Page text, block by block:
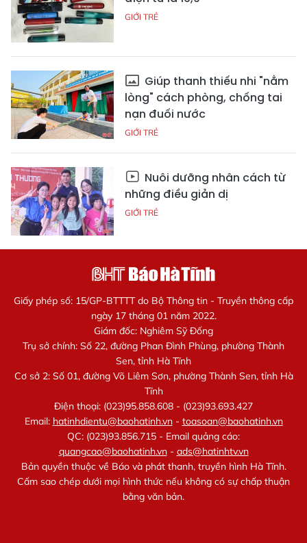
GIỚI TRẺ
Giúp thanh thiếu nhi "nằm
lòng" cách phòng, chống tai
nạn đuối nước
GIỚI TRẺ
Nuôi dưỡng nhân cách từ
những điều giản dị
GIỚI TRẺ
Giấy phép số: 15/GP-BTTTT do Bộ Thông tin - Truyền thông cấp
ngày 17 tháng 01 năm 2022.
Giám đốc: Nghiêm Sỹ Đống
Trụ sở chính: Số 22, đường Phan Đình Phùng, phường Thành
Sen, tỉnh Hà Tĩnh
Cơ sở 2: Số 01, đường Võ Liêm Sơn, phường Thành Sen, tỉnh Hà
Tĩnh
Điện thoại: (023)95.858.608 - (023)93.693.427
Email: hatinhdientu@baohatinh.vn- toasoan@baohatinh.vn
QC: (023)93.856.715 - Email quảng cáo:
quangcao@baohatinh.vn- ads@hatinhtv.vn
Bản quyền thuộc về Báo và phát thanh, truyền hình Hà Tĩnh.
Cấm sao chép dưới mọi hình thức nếu không có sự chấp thuận
bằng văn bản.